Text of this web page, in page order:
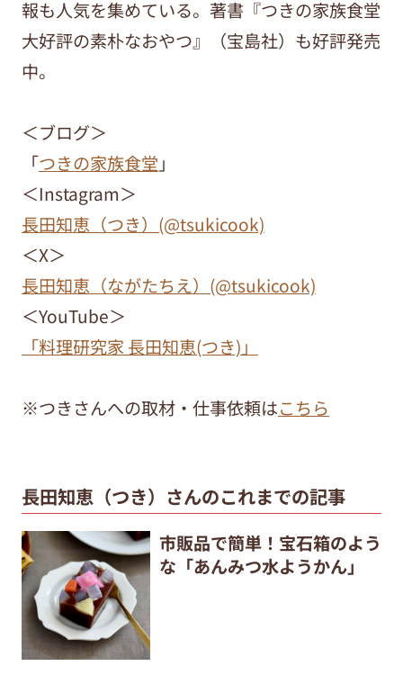
報も人気を集めている。著書『つきの家族食堂
大好評の素朴なおやつ』（宝島社）も好評発売
中。
＜ブログ＞
「つきの家族食堂 」
＜Instagram＞
長田知恵（つき）(@tsukicook)
＜X＞
長田知恵（ながたちえ）(@tsukicook)
＜YouTube＞
「料理研究家 長田知恵(つき)」
※つきさんへの取材・仕事依頼はこちら
長田知恵（つき）さんのこれまでの記事
市販品で簡単！宝石箱のよう
な「あんみつ水ようかん」